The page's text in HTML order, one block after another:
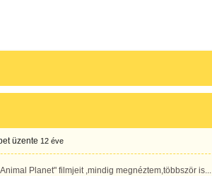
üzente 12 éve
Planet" filmjeit ,mindig megnéztem,többször is...